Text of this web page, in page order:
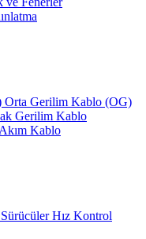
Orta Gerilim Kablo (OG)
Gerilim Kablo
Kablo
Hız Kontrol